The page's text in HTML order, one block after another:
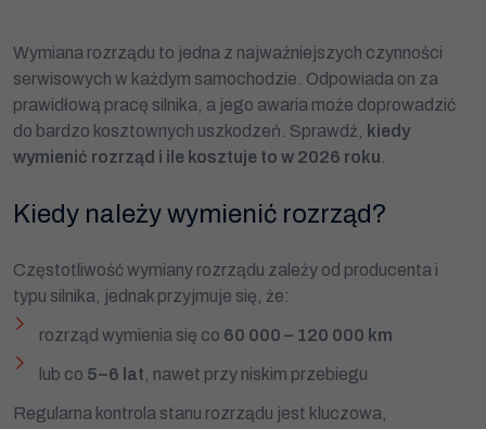
Wymiana rozrządu to jedna z najważniejszych czynności
serwisowych w każdym samochodzie. Odpowiada on za
prawidłową pracę silnika, a jego awaria może doprowadzić
do bardzo kosztownych uszkodzeń. Sprawdź,
kiedy
wymienić rozrząd i ile kosztuje to w 2026 roku
Kiedy należy wymienić rozrząd?
Częstotliwość wymiany rozrządu zależy od producenta i
typu silnika, jednak przyjmuje się, że:
rozrząd wymienia się co 60 000 – 120 000 km
lub co 5–6 lat , nawet przy niskim przebiegu
Regularna kontrola stanu rozrządu jest kluczowa,